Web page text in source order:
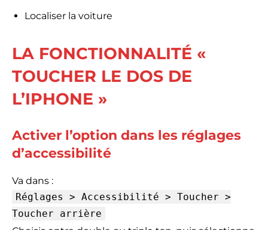
Localiser la voiture
LA FONCTIONNALITÉ «
TOUCHER LE DOS DE
L’IPHONE »
Activer l’option dans les réglages
d’accessibilité
Va dans :
Réglages > Accessibilité > Toucher >
Toucher arrière